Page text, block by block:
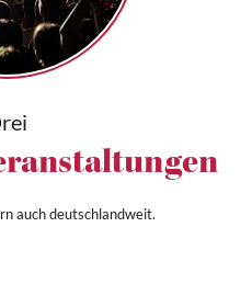
auch deutschlandweit.